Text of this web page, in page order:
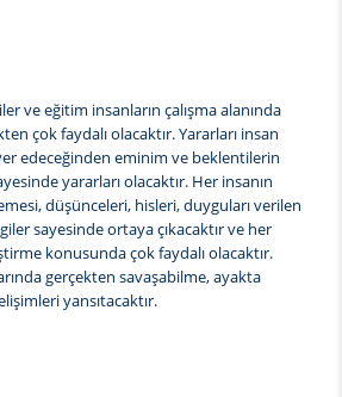
ve eğitim insanların çalışma alanında
çok faydalı olacaktır. Yararları insan
edeceğinden eminim ve beklentilerin
yararları olacaktır. Her insanın
düşünceleri, hisleri, duyguları verilen
sayesinde ortaya çıkacaktır ve her
konusunda çok faydalı olacaktır.
gerçekten savaşabilme, ayakta
yansıtacaktır.